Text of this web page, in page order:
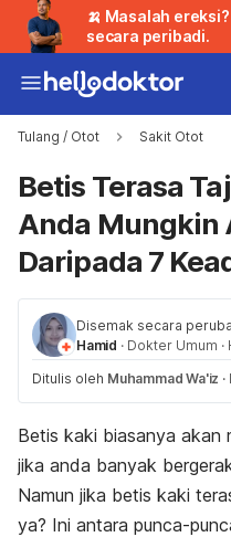
🍌 Masalah
secara peribadi.
Tulang / Otot Sakit Otot
Betis Terasa
Anda Mungkin
Daripada 7
Disemak secara
Hamid · Dokter Umum ·
Ditulis oleh Muhammad Wa'iz ·
Betis kaki biasanya akan
jika anda banyak
Namun jika betis kaki
ya? Ini antara punca-